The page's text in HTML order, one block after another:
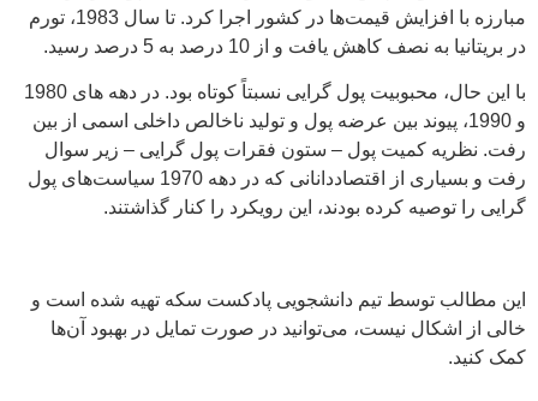
مبارزه با افزایش قیمت‌ها در کشور اجرا کرد. تا سال 1983، تورم
در بریتانیا به نصف کاهش یافت و از 10 درصد به 5 درصد رسید.
با این حال، محبوبیت پول گرایی نسبتاً کوتاه بود. در دهه های 1980
و 1990، پیوند بین عرضه پول و تولید ناخالص داخلی اسمی از بین
رفت. نظریه کمیت پول – ستون فقرات پول گرایی – زیر سوال
رفت و بسیاری از اقتصاددانانی که در دهه 1970 سیاست‌های پول
گرایی را توصیه کرده بودند، این رویکرد را کنار گذاشتند.
این مطالب توسط تیم دانشجویی پادکست سکه تهیه شده است و
خالی از اشکال نیست، می‌توانید در صورت تمایل در بهبود آن‌ها
کمک کنید.